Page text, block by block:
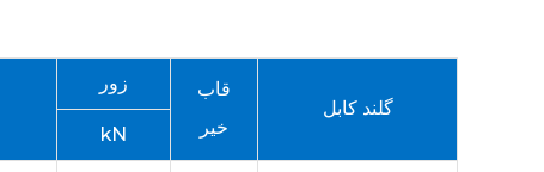
زور
قاب
خیر
گلند کابل
kN